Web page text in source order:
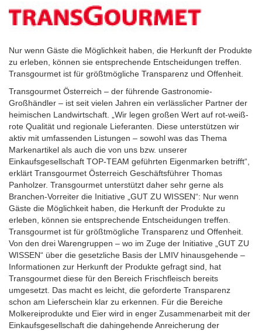
Nur wenn Gäste die Möglichkeit haben, die Herkunft der Produkte
zu erleben, können sie entsprechende Entscheidungen treffen.
Transgourmet ist für größtmögliche Transparenz und Offenheit.
Transgourmet Österreich – der führende Gastronomie-
Großhändler – ist seit vielen Jahren ein verlässlicher Partner der
heimischen Landwirtschaft. „Wir legen großen Wert auf rot-weiß-
rote Qualität und regionale Lieferanten. Diese unterstützen wir
aktiv mit umfassenden Listungen – sowohl was das Thema
Markenartikel als auch die von uns bzw. unserer
Einkaufsgesellschaft TOP-TEAM geführten Eigenmarken betrifft“,
erklärt Transgourmet Österreich Geschäftsführer Thomas
Panholzer. Transgourmet unterstützt daher sehr gerne als
Branchen-Vorreiter die Initiative „GUT ZU WISSEN“: Nur wenn
Gäste die Möglichkeit haben, die Herkunft der Produkte zu
erleben, können sie entsprechende Entscheidungen treffen.
Transgourmet ist für größtmögliche Transparenz und Offenheit.
Von den drei Warengruppen – wo im Zuge der Initiative „GUT ZU
WISSEN“ über die gesetzliche Basis der LMIV hinausgehende –
Informationen zur Herkunft der Produkte gefragt sind, hat
Transgourmet diese für den Bereich Frischfleisch bereits
umgesetzt. Das macht es leicht, die geforderte Transparenz
schon am Lieferschein klar zu erkennen. Für die Bereiche
Molkereiprodukte und Eier wird in enger Zusammenarbeit mit der
Einkaufsgesellschaft die dahingehende Anreicherung der